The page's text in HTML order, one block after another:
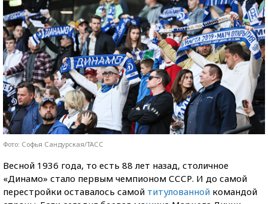
Фото: Софья Сандурская/ТАСС
Весной 1936 года, то есть 88 лет назад, столичное
«Динамо» стало первым чемпионом СССР. И до самой
перестройки оставалось самой титулованной командой